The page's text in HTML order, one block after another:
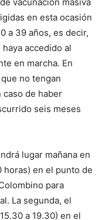
en esta ocasión
a 39 años, es decir,
accedido al
en marcha. En
no tengan
caso de haber
seis meses
lugar mañana en
horas) en el punto de
para
La segunda, el
a 19.30) en el